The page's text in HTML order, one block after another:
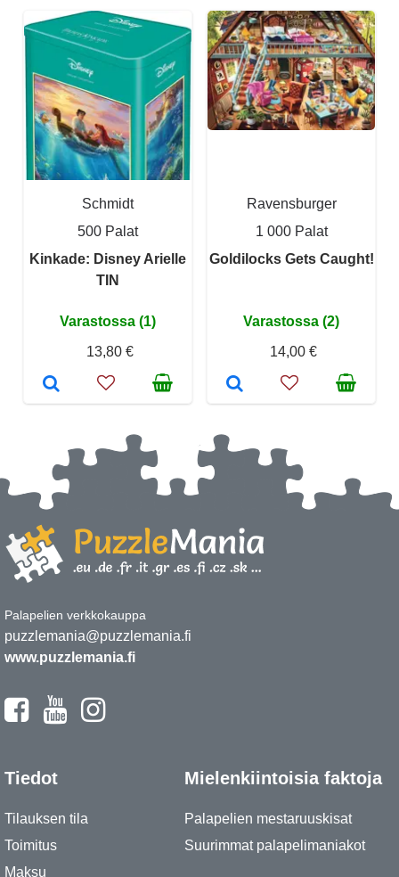
Schmidt
500 Palat
Kinkade: Disney Arielle
TIN
Varastossa (1)
13,80 €
Ravensburger
1 000 Palat
Goldilocks Gets Caught!
Varastossa (2)
14,00 €
Palapelien verkkokauppa
puzzlemania@puzzlemania.fi
www.puzzlemania.fi
Tiedot
Tilauksen tila
Toimitus
Maksu
Mielenkiintoisia faktoja
Palapelien mestaruuskisat
Suurimmat palapelimaniakot